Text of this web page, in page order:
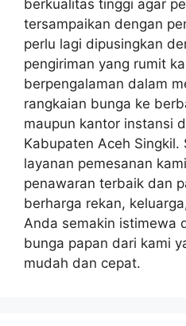
berkualitas tinggi agar
tersampaikan dengan
perlu lagi dipusingkan
pengiriman yang rumit
berpengalaman dalam
rangkaian bunga ke
maupun kantor instansi
Kabupaten Aceh Singkil.
layanan pemesanan
penawaran terbaik dan
berharga rekan,
Anda semakin istimewa
bunga papan dari kami
mudah dan cepat.